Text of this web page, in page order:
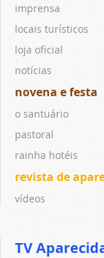
imprensa
locais turísticos
loja oficial
notícias
novena e festa
o santuário
pastoral
rainha hotéis
revista de
vídeos
TV